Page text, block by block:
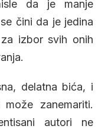
da je manje
čini da je jedina
izbor svih onih
delatna bića, i
zanemariti.
autori ne